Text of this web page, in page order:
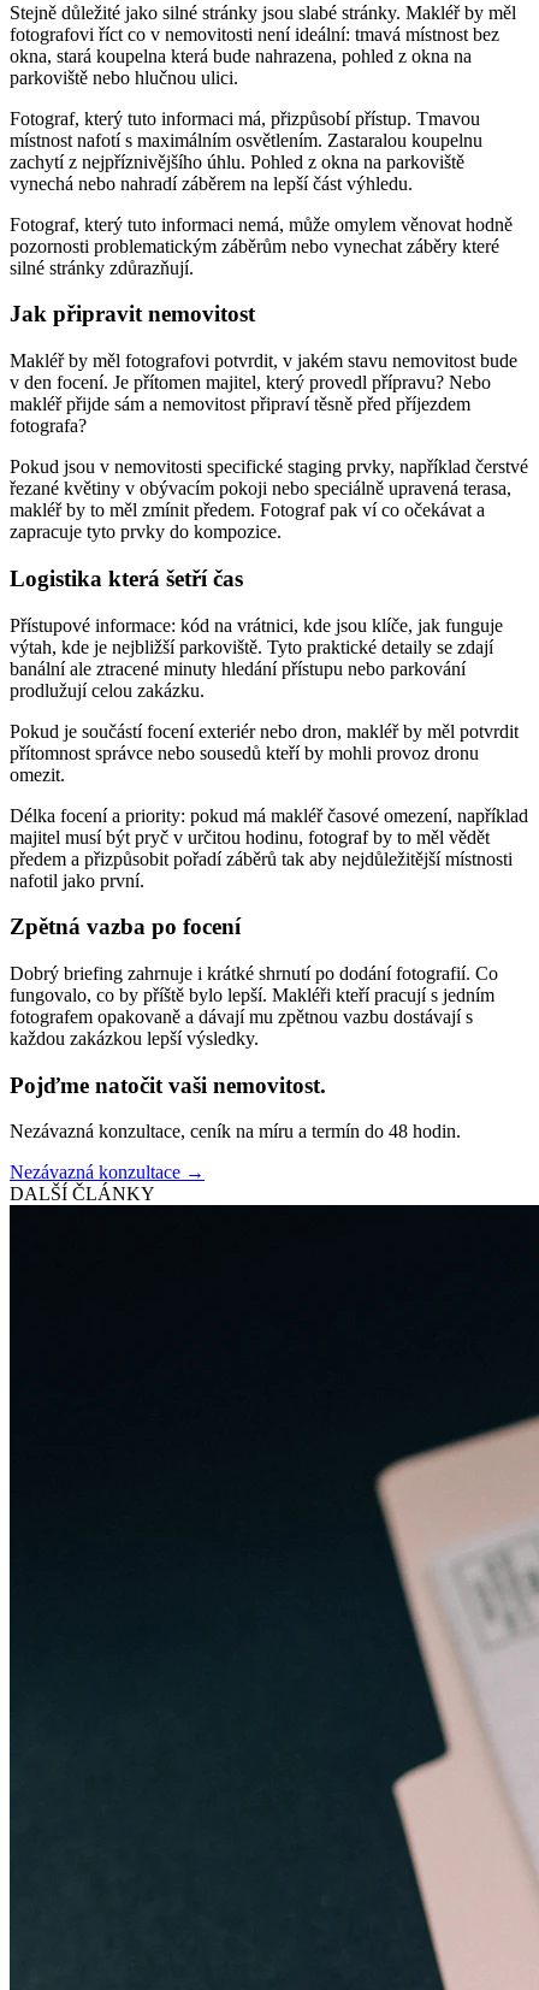
Stejně důležité jako silné stránky jsou slabé stránky. Makléř by měl
fotografovi říct co v nemovitosti není ideální: tmavá místnost bez
okna, stará koupelna která bude nahrazena, pohled z okna na
parkoviště nebo hlučnou ulici.
Fotograf, který tuto informaci má, přizpůsobí přístup. Tmavou
místnost nafotí s maximálním osvětlením. Zastaralou koupelnu
zachytí z nejpříznivějšího úhlu. Pohled z okna na parkoviště
vynechá nebo nahradí záběrem na lepší část výhledu.
Fotograf, který tuto informaci nemá, může omylem věnovat hodně
pozornosti problematickým záběrům nebo vynechat záběry které
silné stránky zdůrazňují.
Jak připravit nemovitost
Makléř by měl fotografovi potvrdit, v jakém stavu nemovitost bude
v den focení. Je přítomen majitel, který provedl přípravu? Nebo
makléř přijde sám a nemovitost připraví těsně před příjezdem
fotografa?
Pokud jsou v nemovitosti specifické staging prvky, například čerstvé
řezané květiny v obývacím pokoji nebo speciálně upravená terasa,
makléř by to měl zmínit předem. Fotograf pak ví co očekávat a
zapracuje tyto prvky do kompozice.
Logistika která šetří čas
Přístupové informace: kód na vrátnici, kde jsou klíče, jak funguje
výtah, kde je nejbližší parkoviště. Tyto praktické detaily se zdají
banální ale ztracené minuty hledání přístupu nebo parkování
prodlužují celou zakázku.
Pokud je součástí focení exteriér nebo dron, makléř by měl potvrdit
přítomnost správce nebo sousedů kteří by mohli provoz dronu
omezit.
Délka focení a priority: pokud má makléř časové omezení, například
majitel musí být pryč v určitou hodinu, fotograf by to měl vědět
předem a přizpůsobit pořadí záběrů tak aby nejdůležitější místnosti
nafotil jako první.
Zpětná vazba po focení
Dobrý briefing zahrnuje i krátké shrnutí po dodání fotografií. Co
fungovalo, co by příště bylo lepší. Makléři kteří pracují s jedním
fotografem opakovaně a dávají mu zpětnou vazbu dostávají s
každou zakázkou lepší výsledky.
Pojďme natočit vaši nemovitost.
Nezávazná konzultace, ceník na míru a termín do 48 hodin.
Nezávazná konzultace →
DALŠÍ ČLÁNKY